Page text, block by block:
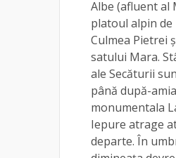
Albe (afluent al
platoul alpin de
Culmea Pietrei
satului Mara.
ale Secăturii
până după-
monumentala
Iepure atrage
departe. În